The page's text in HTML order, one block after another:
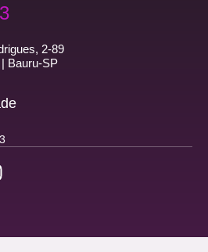
2-89
Bauru-SP